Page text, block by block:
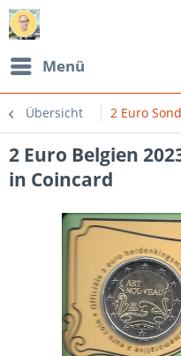
Menü
Übersicht 2 Euro
2 Euro Belgien
in Coincard